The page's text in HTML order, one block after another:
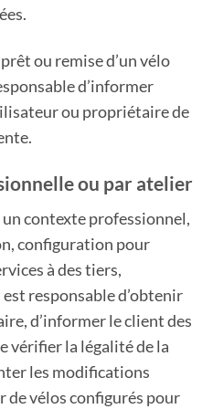
ou remise d’un vélo
d’informer
ou propriétaire de
ou par atelier
contexte professionnel,
configuration pour
à des tiers,
responsable d’obtenir
d’informer le client des
vérifier la légalité de la
les modifications
de vélos configurés pour